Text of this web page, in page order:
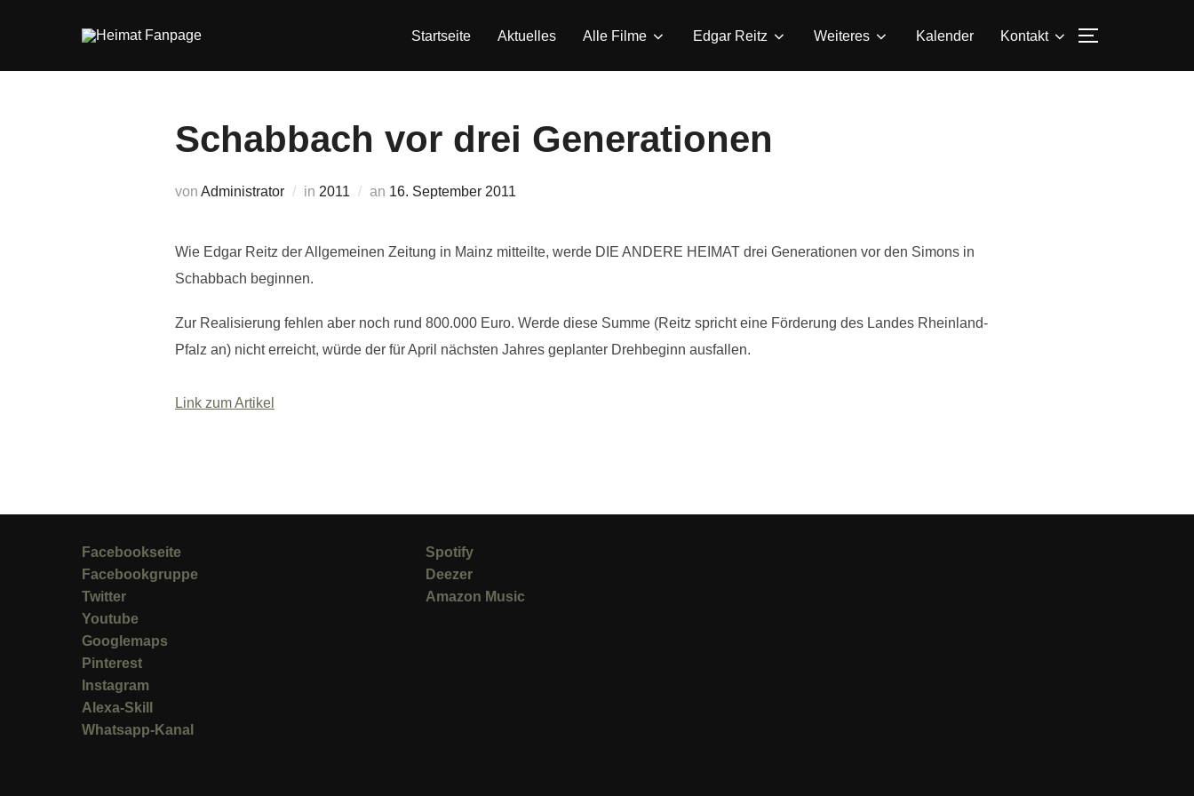
Startseite Aktuelles Alle Filme Edgar Reitz Weiteres Kalender Kontakt
Schabbach vor drei Generationen
von Administrator in 2011 an Veröffentlicht
16. September 2011
Wie Edgar Reitz der Allgemeinen Zeitung in Mainz mitteilte, werde DIE ANDERE HEIMAT drei Generationen vor den Simons in
Schabbach beginnen.
Zur Realisierung fehlen aber noch rund 800.000 Euro. Werde diese Summe (Reitz spricht eine Förderung des Landes Rheinland-
Pfalz an) nicht erreicht, würde der für April nächsten Jahres geplanter Drehbeginn ausfallen.
Link zum Artikel
Facebookseite
Facebookgruppe
Twitter
Youtube
Googlemaps
Pinterest
Instagram
Alexa-Skill
Whatsapp-Kanal
Spotify
Deezer
Amazon Music